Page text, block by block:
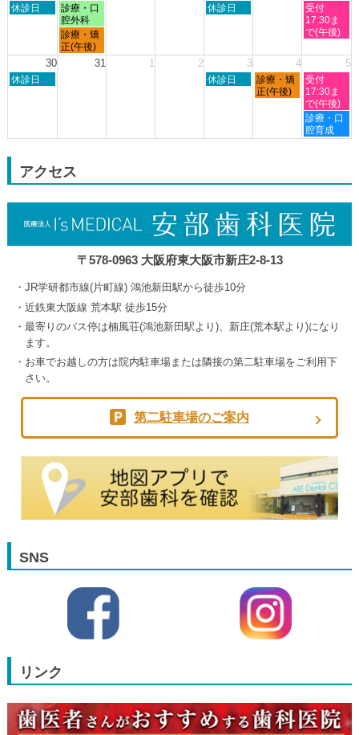
日
月
2026
休診日
月
曜
日,
8
月
診療・口
腔外科
木
月
2026
休診日
土
曜
日,
月
2026
受付
17:30ま
で(午後)
月
曜
日,
診療・矯
正(午後)
30 31 1 2 3 4 5
日
30th
休診日
木
3rd
休診日
金
曜
4th
診療・矯
正(午後)
土
曜
日,
9
月
5th
受付
17:30ま
で(午後)
土
曜
日,
診療・口
腔育成
アクセス
〒578-0963 大阪府東大阪市新庄2-8-13
JR学研都市線(片町線) 鴻池新田駅から徒歩10分
近鉄東大阪線 荒本駅 徒歩15分
最寄りのバス停は楠風荘(鴻池新田駅より)、新庄(荒本駅より)になり
ます。
お車でお越しの方は院内駐車場または隣接の第二駐車場をご利用下
さい。
第二駐車場のご案内
SNS
リンク